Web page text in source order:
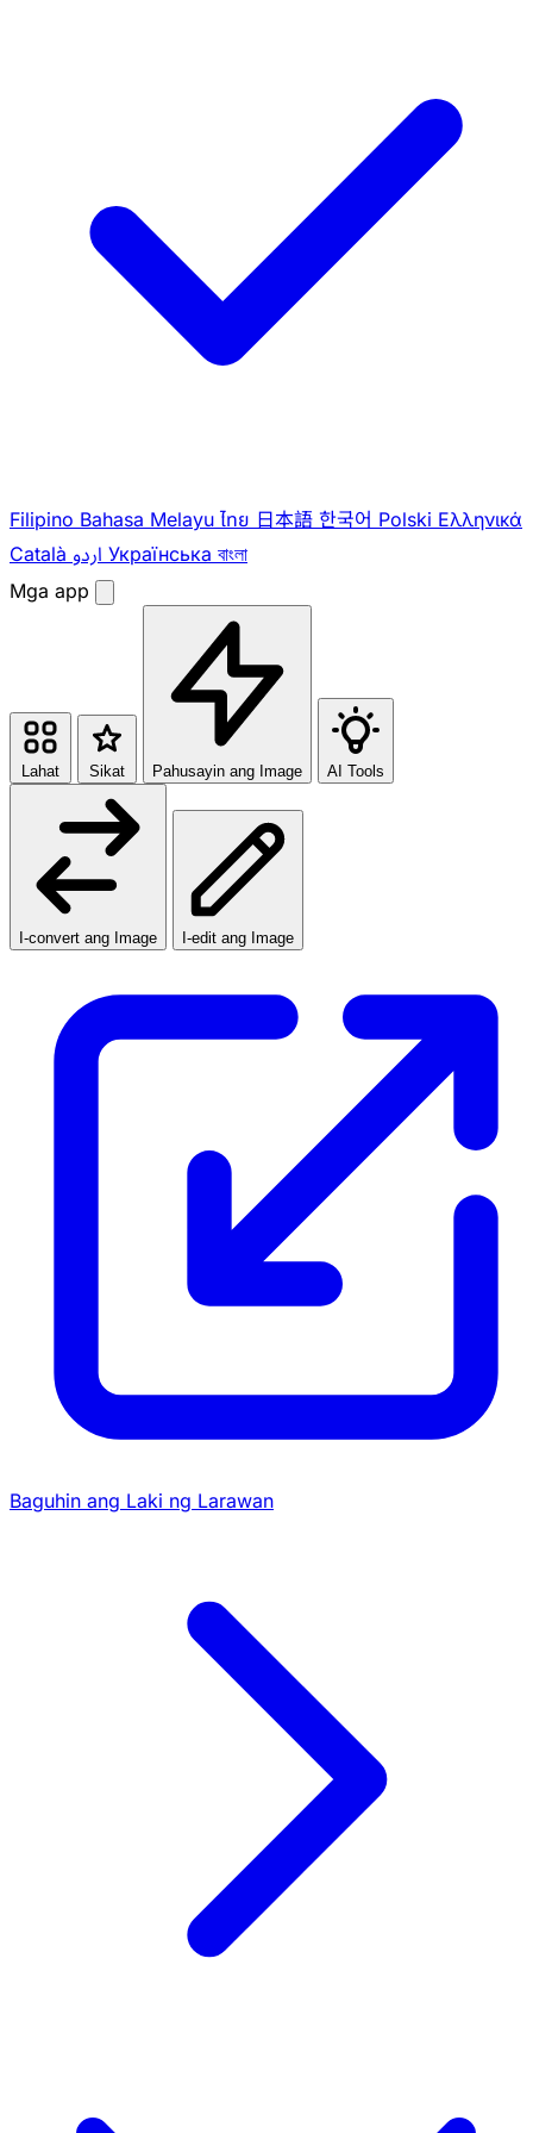
Filipino Bahasa Melayu ไทย 日本語 한국어 Polski Ελληνικά
Català
Українська বাংলা
Mga app
Lahat Sikat Pahusayin ang Image AI Tools
I-convert ang Image I-edit ang Image
Baguhin ang Laki ng Larawan